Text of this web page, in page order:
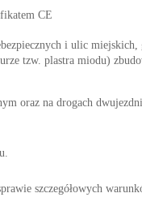
CE
i ulic miejskich,
tzw. plastra miodu)
oraz na drogach
szczegółowych